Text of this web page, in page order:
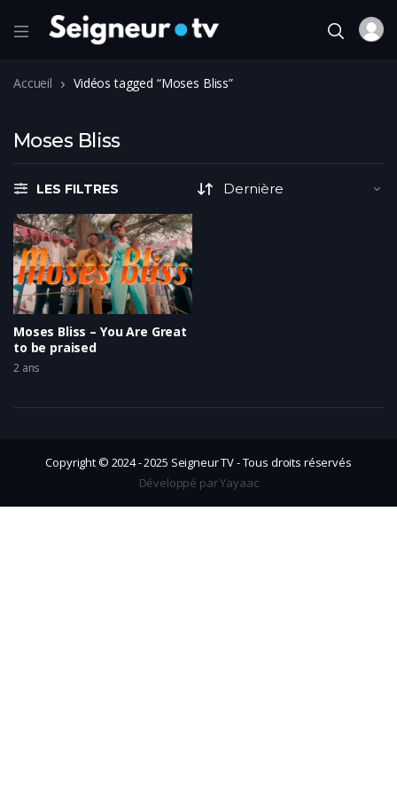
Accueil Vidéos tagged “Moses Bliss”
Moses Bliss
LES FILTRES
Moses Bliss – You Are Great
to be praised
2 ans
Copyright © 2024 - 2025 Seigneur TV - Tous droits réservés
Développé par Yayaac